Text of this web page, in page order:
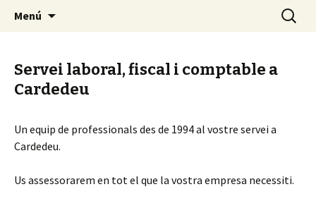
Consulting Cardedeu
Servei fiscal, comptable i laboral a
Cardedeu.
Menú Cerca:
Servei laboral, fiscal i comptable a
Cardedeu
Un equip de professionals des de 1994 al vostre servei a
Cardedeu.
Us assessorarem en tot el que la vostra empresa necessiti.